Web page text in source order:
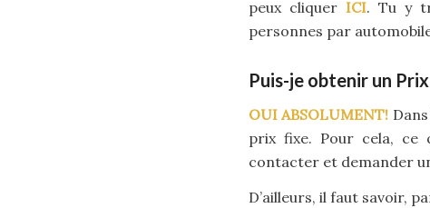
peux cliquer ICI. Tu y
personnes par
Puis-je obtenir un
OUI ABSOLUMENT!
prix fixe. Pour cela, ce
contacter et demander
D’ailleurs, il faut savoir,